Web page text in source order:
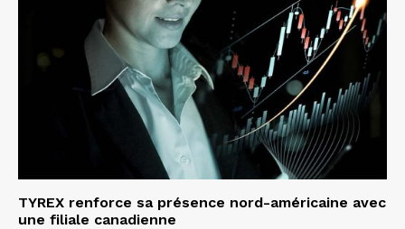
TYREX renforce sa présence nord-américaine avec
une filiale canadienne